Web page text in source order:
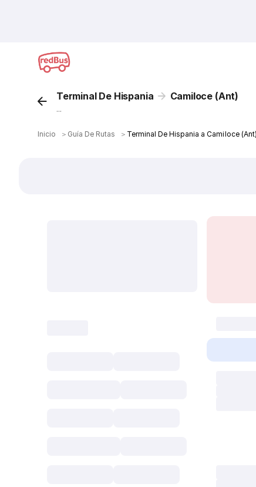
Terminal De Hispania Camiloce (Ant)
...
Inicio ＞ Guía De Rutas ＞ Terminal De Hispania a Camiloce